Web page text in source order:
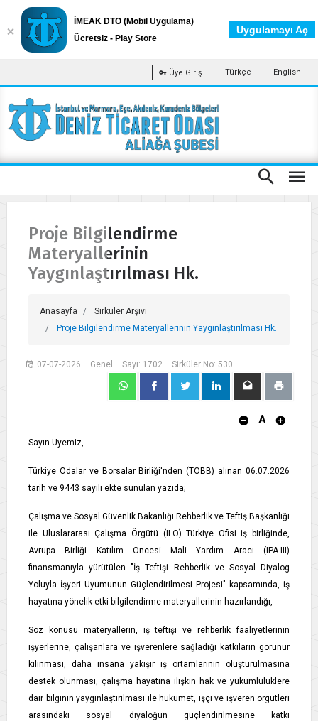
Üye Giriş Türkçe English
Proje Bilgilendirme
Materyallerinin
Yaygınlaştırılması Hk.
Anasayfa
Sirküler Arşivi
Proje Bilgilendirme Materyallerinin Yaygınlaştırılması Hk.
07-07-2026 Genel Sayı: 1702 Sirküler No: 530
A
Sayın Üyemiz,
Türkiye Odalar ve Borsalar Birliği'nden (TOBB) alınan 06.07.2026
tarih ve 9443 sayılı ekte sunulan yazıda;
Çalışma ve Sosyal Güvenlik Bakanlığı Rehberlik ve Teftiş Başkanlığı
ile Uluslararası Çalışma Örgütü (ILO) Türkiye Ofisi iş birliğinde,
Avrupa Birliği Katılım Öncesi Mali Yardım Aracı (IPA-III)
finansmanıyla yürütülen "İş Teftişi Rehberlik ve Sosyal Diyalog
Yoluyla İşyeri Uyumunun Güçlendirilmesi Projesi" kapsamında, iş
hayatına yönelik etki bilgilendirme materyallerinin hazırlandığı,
Söz konusu materyallerin, iş teftişi ve rehberlik faaliyetlerinin
işyerlerine, çalışanlara ve işverenlere sağladığı katkıların görünür
kılınması, daha insana yakışır iş ortamlarının oluşturulmasına
destek olunması, çalışma hayatına ilişkin hak ve yükümlülüklere
dair bilginin yaygınlaştırılması ile hükümet, işçi ve işveren örgütleri
arasındaki sosyal diyaloğun güçlendirilmesine katkı
İMEAK DTO (Mobil Uygulama)
Ücretsiz - Play Store
Uygulamayı Aç